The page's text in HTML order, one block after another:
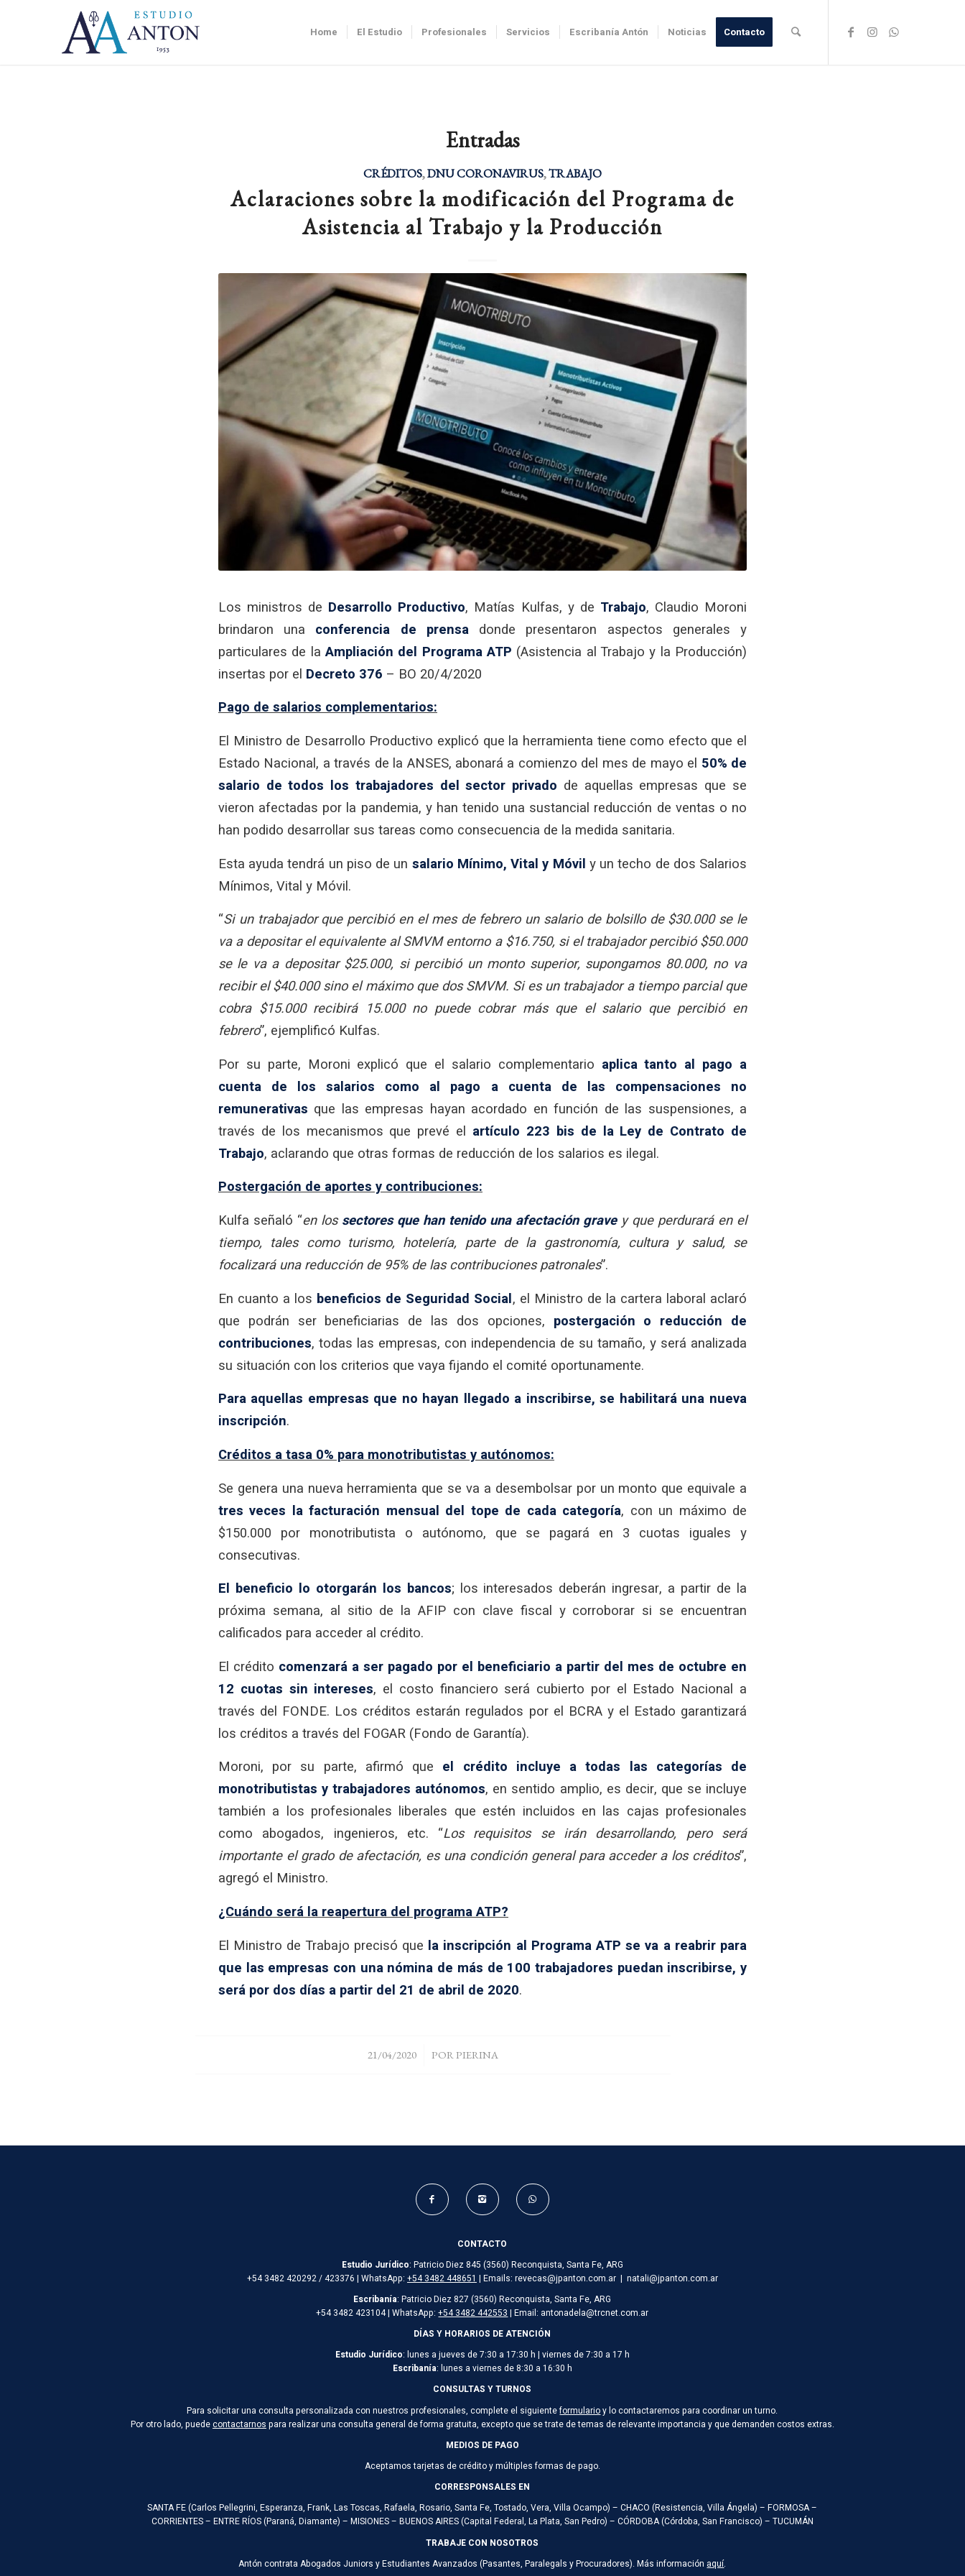
Home El Estudio Profesionales Servicios Escribanía Antón Noticias Contacto
Entradas
CRÉDITOS,DNU CORONAVIRUS,TRABAJO
Aclaraciones sobre la modificación del Programa de
Asistencia al Trabajo y la Producción
Los ministros de Desarrollo Productivo, Matías Kulfas, y de Trabajo, Claudio Moroni
brindaron una conferencia de prensadonde presentaron aspectos generales y
particulares de laAmpliación del Programa ATP (Asistencia al Trabajo y la Producción)
insertas por el Decreto 376 – BO 20/4/2020
Pago de salarios complementarios:
El Ministro de Desarrollo Productivo explicó que la herramienta tiene como efecto que el
Estado Nacional, a través de la ANSES, abonará a comienzo del mes de mayo el 50% de
salario de todos los trabajadores del sector privado de aquellas empresas que se
vieron afectadas por la pandemia, y han tenido una sustancial reducción de ventas o no
han podido desarrollar sus tareas como consecuencia de la medida sanitaria.
Esta ayuda tendrá un piso de un salario Mínimo, Vital y Móvil y un techo de dos Salarios
Mínimos, Vital y Móvil.
“Si un trabajador que percibió en el mes de febrero un salario de bolsillo de $30.000 se le
va a depositar el equivalente al SMVM entorno a $16.750, si el trabajador percibió $50.000
se le va a depositar $25.000, si percibió un monto superior, supongamos 80.000, no va
recibir el $40.000 sino el máximo que dos SMVM. Si es un trabajador a tiempo parcial que
cobra $15.000 recibirá 15.000 no puede cobrar más que el salario que percibió en
febrero”, ejemplificó Kulfas.
Por su parte, Moroni explicó que el salario complementario aplica tanto al pago a
cuenta de los salarios como al pago a cuenta de las compensaciones no
remunerativas que las empresas hayan acordado en función de las suspensiones, a
través de los mecanismos que prevé el artículo 223 bis de la Ley de Contrato de
Trabajo, aclarando que otras formas de reducción de los salarios es ilegal.
Postergación de aportes y contribuciones:
Kulfa señaló “en lossectores que han tenido una afectación gravey que perdurará en el
tiempo, tales como turismo, hotelería, parte de la gastronomía, cultura y salud, se
focalizará una reducción de 95% de las contribuciones patronales”.
En cuanto a los beneficios de Seguridad Social, el Ministro de la cartera laboral aclaró
que podrán ser beneficiarias de las dos opciones, postergación o reducción de
contribuciones, todas las empresas, con independencia de su tamaño, y será analizada
su situación con los criterios que vaya fijando el comité oportunamente.
Para aquellas empresas que no hayan llegado a inscribirse, se habilitará una nueva
inscripción.
Créditos a tasa 0% para monotributistas y autónomos:
Se genera una nueva herramienta que se va a desembolsar por un monto que equivale a
tres veces la facturación mensual del tope de cada categoría, con un máximo de
$150.000 por monotributista o autónomo, que se pagará en 3 cuotas iguales y
consecutivas.
El beneficio lo otorgarán los bancos; los interesados deberán ingresar, a partir de la
próxima semana, al sitio de la AFIP con clave fiscal y corroborar si se encuentran
calificados para acceder al crédito.
El crédito comenzará a ser pagado por el beneficiario a partir del mes de octubre en
12 cuotas sin intereses, el costo financiero será cubierto por el Estado Nacional a
través del FONDE. Los créditos estarán regulados por el BCRA y el Estado garantizará
los créditos a través del FOGAR (Fondo de Garantía).
Moroni, por su parte, afirmó que el crédito incluye a todas las categorías de
monotributistas y trabajadores autónomos, en sentido amplio, es decir, que se incluye
también a los profesionales liberales que estén incluidos en las cajas profesionales
como abogados, ingenieros, etc. “Los requisitos se irán desarrollando, pero será
importante el grado de afectación, es una condición general para acceder a los créditos”,
agregó el Ministro.
¿Cuándo será la reapertura del programa ATP?
El Ministro de Trabajo precisó que la inscripción al Programa ATP se va a reabrir para
que las empresas con una nómina de más de 100 trabajadores puedan inscribirse, y
será por dos días a partir del 21 de abril de 2020.
21/04/2020
/ PORPIERINA
CONTACTO
Estudio Jurídico: Patricio Diez 845 (3560) Reconquista, Santa Fe, ARG
+54 3482 420292 / 423376 | WhatsApp: +54 3482 448651 | Emails: revecas@jpanton.com.ar | natali@jpanton.com.ar
Escribanía: Patricio Diez 827 (3560) Reconquista, Santa Fe, ARG
+54 3482 423104 | WhatsApp:+54 3482 442553 | Email: antonadela@trcnet.com.ar
DÍAS Y HORARIOS DE ATENCIÓN
Estudio Jurídico: lunes a jueves de 7:30 a 17:30 h | viernes de 7:30 a 17 h
Escribanía: lunes a viernes de 8:30 a 16:30 h
CONSULTAS Y TURNOS
Para solicitar una consulta personalizada con nuestros profesionales, complete el siguienteformularioy lo contactaremos para coordinar un turno.
Por otro lado, puedecontactarnos para realizar una consulta general de forma gratuita, excepto que se trate de temas de relevante importancia y que demanden costos extras.
MEDIOS DE PAGO
Aceptamos tarjetas de crédito y múltiples formas de pago.
CORRESPONSALES EN
SANTA FE (Carlos Pellegrini, Esperanza, Frank, Las Toscas, Rafaela, Rosario, Santa Fe, Tostado, Vera, Villa Ocampo) – CHACO (Resistencia, Villa Ángela) – FORMOSA –
CORRIENTES – ENTRE RÍOS (Paraná, Diamante) – MISIONES – BUENOS AIRES (Capital Federal, La Plata, San Pedro) – CÓRDOBA (Córdoba, San Francisco) – TUCUMÁN
TRABAJE CON NOSOTROS
Antón contrata Abogados Juniors y Estudiantes Avanzados (Pasantes, Paralegals y Procuradores). Más información aquí.